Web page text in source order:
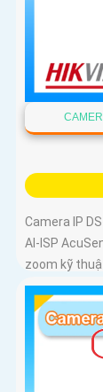
Camera IP
AI-ISP
zoom kỹ
khoảng cách
tiện hỗ trợ